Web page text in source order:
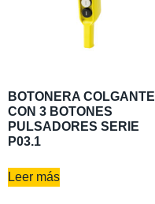
BOTONERA COLGANTE
CON 3 BOTONES
PULSADORES SERIE
P03.1
Leer más